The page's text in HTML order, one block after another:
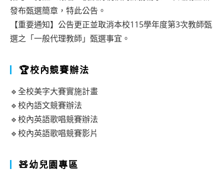
發布甄選簡章，特此公告。
【重要通知】公告更正並取消本校115學年度第3次教師甄
選之「一般代理教師」甄選事宜。
🏆校內競賽辦法
🔹全校美字大賽實施計畫
🔹校內語文競賽辦法
🔹校內英語歌唱競賽辦法
🔹校內英語歌唱競賽影片
🧸幼兒園專區